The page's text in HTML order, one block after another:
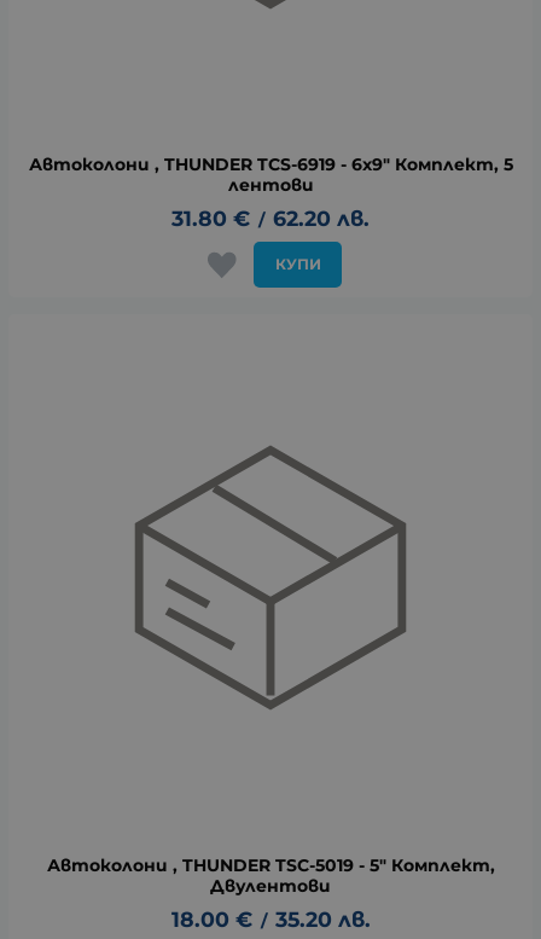
Автоколони , THUNDER TCS-6919 - 6x9" Комплект, 5
лентови
31.80 € / 62.20 лв.
КУПИ
Автоколони , THUNDER TSC-5019 - 5" Комплект,
Двулентови
18.00 € / 35.20 лв.